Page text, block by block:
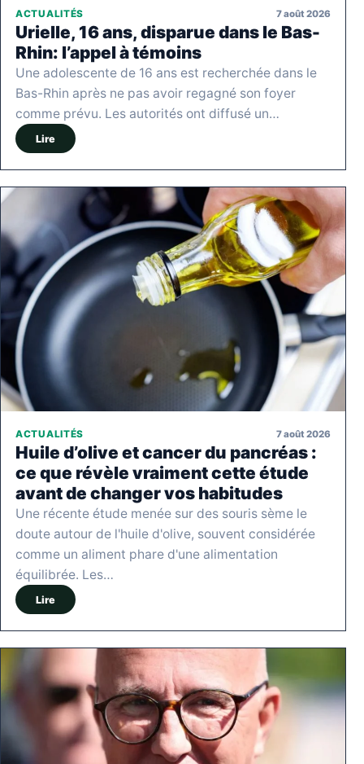
ACTUALITÉS 7 août 2026
Urielle, 16 ans, disparue dans le Bas-
Rhin: l’appel à témoins
Une adolescente de 16 ans est recherchée dans le
Bas-Rhin après ne pas avoir regagné son foyer
comme prévu. Les autorités ont diffusé un…
Lire
ACTUALITÉS 7 août 2026
Huile d’olive et cancer du pancréas :
ce que révèle vraiment cette étude
avant de changer vos habitudes
Une récente étude menée sur des souris sème le
doute autour de l'huile d'olive, souvent considérée
comme un aliment phare d'une alimentation
équilibrée. Les…
Lire